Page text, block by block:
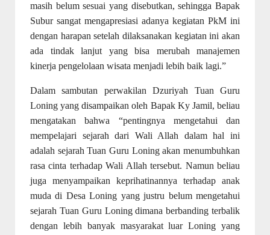
masih belum sesuai yang disebutkan, sehingga Bapak
Subur sangat mengapresiasi adanya kegiatan PkM ini
dengan harapan setelah dilaksanakan kegiatan ini akan
ada tindak lanjut yang bisa merubah manajemen
kinerja pengelolaan wisata menjadi lebih baik lagi.”
Dalam sambutan perwakilan Dzuriyah Tuan Guru
Loning yang disampaikan oleh Bapak Ky Jamil, beliau
mengatakan bahwa “pentingnya mengetahui dan
mempelajari sejarah dari Wali Allah dalam hal ini
adalah sejarah Tuan Guru Loning akan menumbuhkan
rasa cinta terhadap Wali Allah tersebut. Namun beliau
juga menyampaikan keprihatinannya terhadap anak
muda di Desa Loning yang justru belum mengetahui
sejarah Tuan Guru Loning dimana berbanding terbalik
dengan lebih banyak masyarakat luar Loning yang